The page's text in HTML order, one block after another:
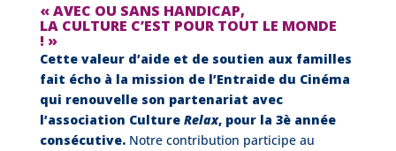
« AVEC OU SANS HANDICAP,
LA CULTURE C’EST POUR TOUT LE MONDE
! »
Cette valeur d’aide et de soutien aux familles
fait écho à la mission de l’Entraide du Cinéma
qui renouvelle son partenariat avec
l’association Culture Relax, pour la 3è année
consécutive.Notre contribution participe au